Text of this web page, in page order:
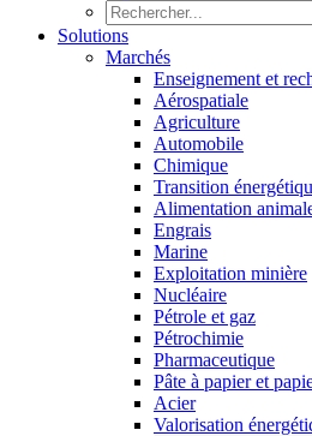
Solutions
Marchés
Enseignement et
Aérospatiale
Agriculture
Automobile
Chimique
Transition
Alimentation
Engrais
Marine
Exploitation minière
Nucléaire
Pétrole et gaz
Pétrochimie
Pharmaceutique
Pâte à papier et
Acier
Valorisation